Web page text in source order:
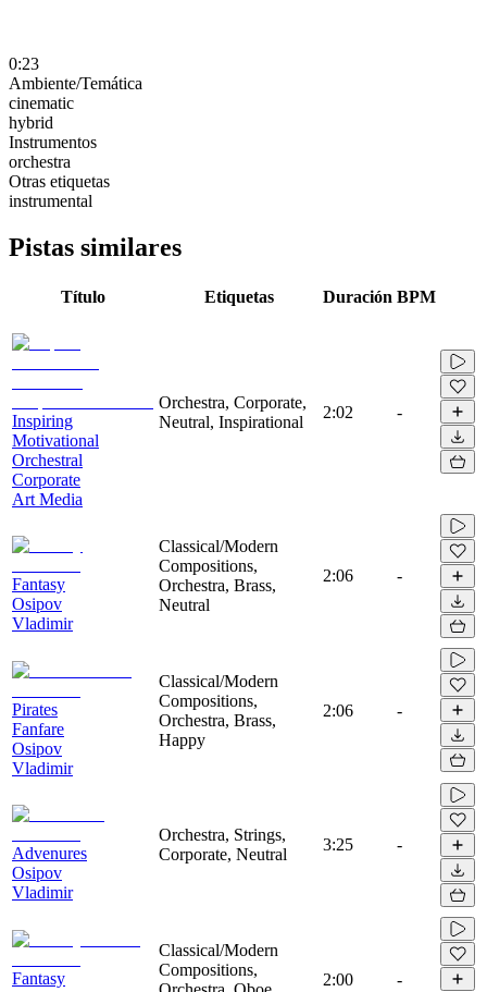
0:23
Ambiente/Temática
cinematic
hybrid
Instrumentos
orchestra
Otras etiquetas
instrumental
Pistas similares
Título Etiquetas Duración BPM
Inspiring
Motivational
Orchestral
Corporate
Art Media
Orchestra, Corporate,
Neutral, Inspirational
2:02 -
Fantasy
Osipov
Vladimir
Classical/Modern
Compositions,
Orchestra, Brass,
Neutral
2:06 -
Pirates
Fanfare
Osipov
Vladimir
Classical/Modern
Compositions,
Orchestra, Brass,
Happy
2:06 -
Advenures
Osipov
Vladimir
Orchestra, Strings,
Corporate, Neutral
3:25 -
Fantasy
Classical/Modern
Compositions,
2:00 -